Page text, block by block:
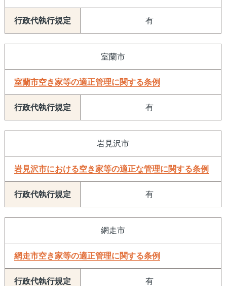
有
室蘭市
室蘭市空き家等の適正管理に関する条例
有
岩見沢市
岩見沢市における空き家等の適正な管理に関する条例
有
網走市
網走市空き家等の適正管理に関する条例
有